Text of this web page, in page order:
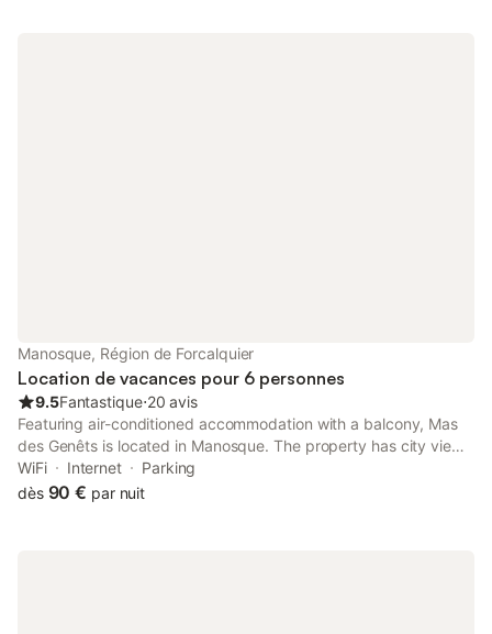
Manosque, Région de Forcalquier
Location de vacances pour 6 personnes
9.5Fantastique⋅20 avis
Featuring air-conditioned accommodation with a balcony, Mas
des Genêts is located in Manosque. The property has city views
and is 26 km from ITER / Cadarache and 11 km from Golf du
Luberon.
WiFi Internet
Parking
dès 90 € par nuit